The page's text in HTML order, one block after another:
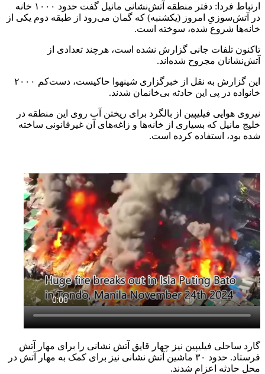
ارتباط فردا:‌ دفتر منطقه آتش‌نشانی مانیل گفت حدود ۱۰۰۰ خانه
در آتش‌سوزیِ امروز (یکشنبه) که گمان می‌رود از طبقه دوم یکی از
خانه‌ها شروع شده، سوخته است.
تاکنون تلفات جانی گزارش نشده است، هرچند تعدادی از
آتش‌نشانان مجروح شده‌اند.
این گزارش به نقل از خبرگزاری شینهوا حاکیست، دست‌کم ۲۰۰۰
خانواده در پی این حادثه بی‌خانمان شدند.
نیروی هوایی فیلیپین از بالگرد برای ریختن آب روی این منطقه در
خلیج مانیل که بسیاری از خانه‌ها و زاغه‌های آن غیرقانونی ساخته
شده بود، استفاده کرده است.
گارد ساحلی فیلیپین نیز چهار قایق آتش نشانی را برای مهار آتش
فرستاد. حدود ۳۰ ماشین آتش نشانی نیز برای کمک به مهار آتش در
محل حادثه اعزام شدند.